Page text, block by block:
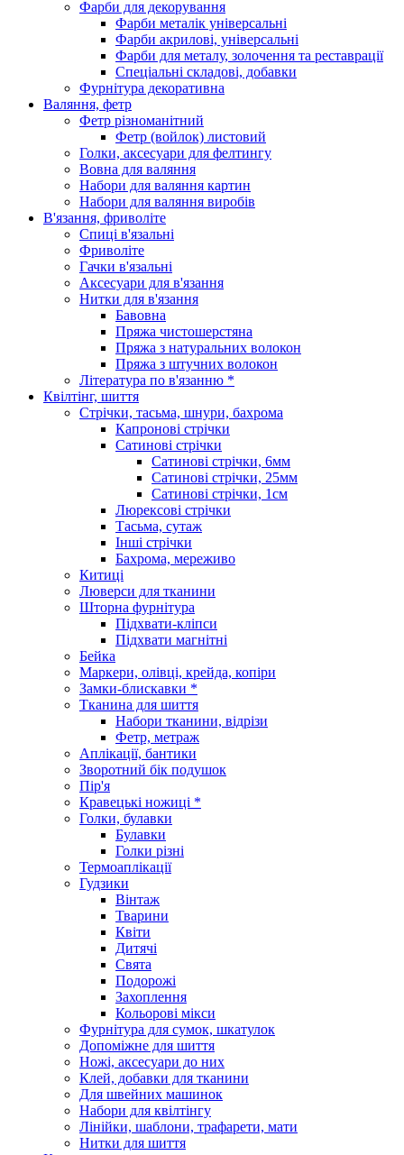
Фарби для декорування
Фарби металік універсальні
Фарби акрилові, універсальні
Фарби для металу, золочення та реставрації
Спеціальні складові, добавки
Фурнітура декоративна
Валяння, фетр
Фетр різноманітний
Фетр (войлок) листовий
Голки, аксесуари для фелтингу
Вовна для валяння
Набори для валяння картин
Набори для валяння виробів
В'язання, фриволіте
Спиці в'язальні
Фриволіте
Гачки в'язальні
Аксесуари для в'язання
Нитки для в'язання
Бавовна
Пряжа чистошерстяна
Пряжа з натуральних волокон
Пряжа з штучних волокон
Література по в'язанню *
Квілтінг, шиття
Стрічки, тасьма, шнури, бахрома
Капронові стрічки
Сатинові стрічки
Сатинові стрічки, 6мм
Сатинові стрічки, 25мм
Сатинові стрічки, 1см
Люрексові стрічки
Тасьма, сутаж
Інші стрічки
Бахрома, мереживо
Китиці
Люверси для тканини
Шторна фурнітура
Підхвати-кліпси
Підхвати магнітні
Бейка
Маркери, олівці, крейда, копіри
Замки-блискавки *
Тканина для шиття
Набори тканини, відрізи
Фетр, метраж
Аплікації, бантики
Зворотний бік подушок
Пір'я
Кравецькі ножиці *
Голки, булавки
Булавки
Голки різні
Термоаплікації
Гудзики
Вінтаж
Тварини
Квіти
Дитячі
Свята
Подорожі
Захоплення
Кольорові мікси
Фурнітура для сумок, шкатулок
Допоміжне для шиття
Ножі, аксесуари до них
Клей, добавки для тканини
Для швейних машинок
Набори для квілтінгу
Лінійки, шаблони, трафарети, мати
Нитки для шиття